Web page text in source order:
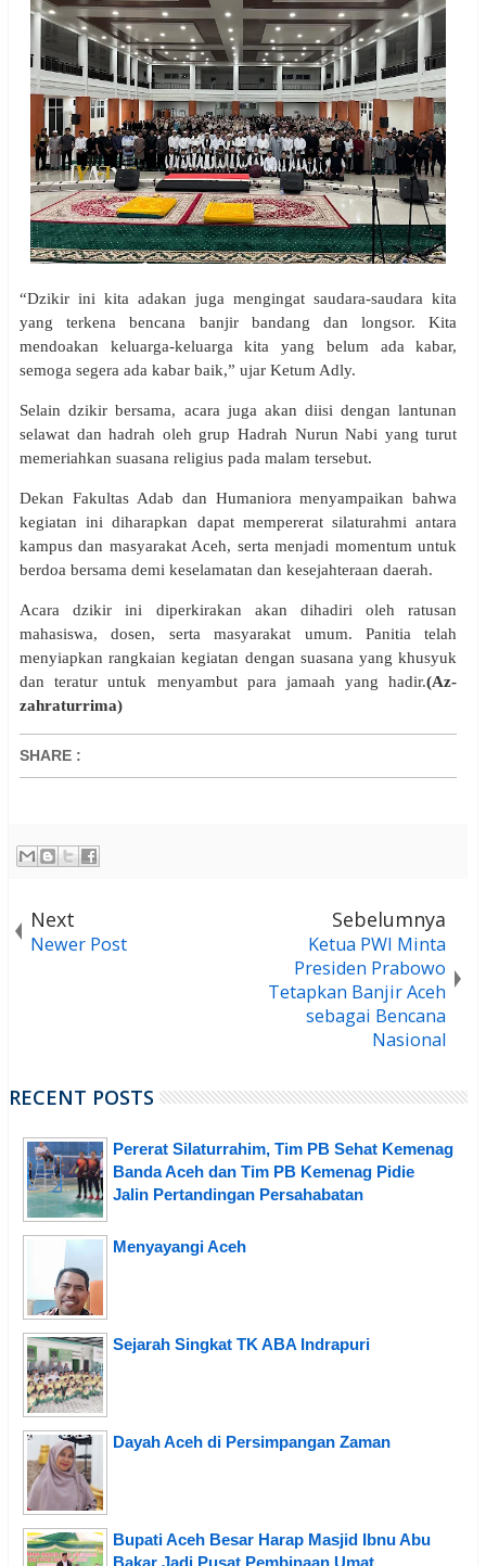
“Dzikir ini kita adakan juga mengingat saudara-saudara kita
yang terkena bencana banjir bandang dan longsor. Kita
mendoakan keluarga-keluarga kita yang belum ada kabar,
semoga segera ada kabar baik,” ujar Ketum Adly.
Selain dzikir bersama, acara juga akan diisi dengan lantunan
selawat dan hadrah oleh grup Hadrah Nurun Nabi yang turut
memeriahkan suasana religius pada malam tersebut.
Dekan Fakultas Adab dan Humaniora menyampaikan bahwa
kegiatan ini diharapkan dapat mempererat silaturahmi antara
kampus dan masyarakat Aceh, serta menjadi momentum untuk
berdoa bersama demi keselamatan dan kesejahteraan daerah.
Acara dzikir ini diperkirakan akan dihadiri oleh ratusan
mahasiswa, dosen, serta masyarakat umum. Panitia telah
menyiapkan rangkaian kegiatan dengan suasana yang khusyuk
dan teratur untuk menyambut para jamaah yang hadir.(Az-
zahraturrima)
SHARE :
Next
Newer Post
Sebelumnya
Ketua PWI Minta
Presiden Prabowo
Tetapkan Banjir Aceh
sebagai Bencana
Nasional
RECENT POSTS
Pererat Silaturrahim, Tim PB Sehat Kemenag
Banda Aceh dan Tim PB Kemenag Pidie
Jalin Pertandingan Persahabatan
Menyayangi Aceh
Sejarah Singkat TK ABA Indrapuri
Dayah Aceh di Persimpangan Zaman
Bupati Aceh Besar Harap Masjid Ibnu Abu